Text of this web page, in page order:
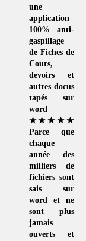
une
application
100% anti-
gaspillage
de Fiches de
Cours,
devoirs et
autres docus
tapés sur
word
★★★★★
Parce que
chaque
année des
milliers de
fichiers sont
sais sur
word et ne
sont plus
jamais
ouverts et